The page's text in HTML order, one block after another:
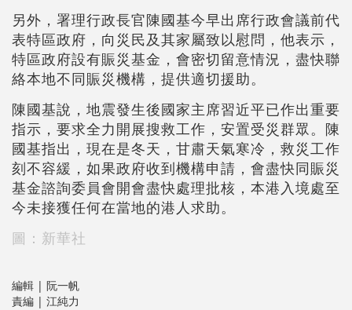
另外，署理行政長官陳國基今早出席行政會議前代
表特區政府，向災民及其家屬致以慰問，他表示，
特區政府設有賑災基金，會密切留意情況，盡快聯
絡本地不同賑災機構，提供適切援助。
陳國基說，地震發生後國家主席習近平已作出重要
指示，要求全力開展搜救工作，安置受災群眾。陳
國基指出，現在是冬天，甘肅天氣寒冷，救災工作
刻不容緩，如果政府收到機構申請，會盡快同賑災
基金諮詢委員會開會盡快處理批核，本港入境處至
今未接獲任何在當地的港人求助。
圖：新華社
編輯 | 阮一帆
責編 | 江純力